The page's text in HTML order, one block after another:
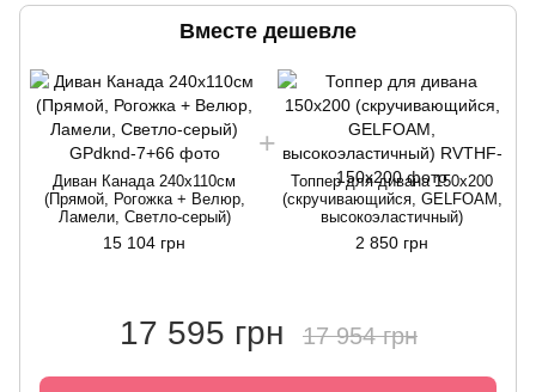
Вместе дешевле
Диван Канада 240х110см
(Прямой, Рогожка + Велюр,
Ламели, Светло-серый)
15 104 грн
Топпер для дивана 150x200
(скручивающийся, GELFOAM,
высокоэластичный)
2 850 грн
17 595 грн 17 954 грн